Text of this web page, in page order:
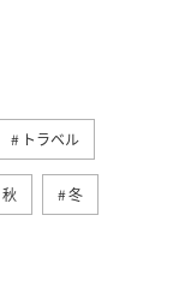
トラベル
秋 冬